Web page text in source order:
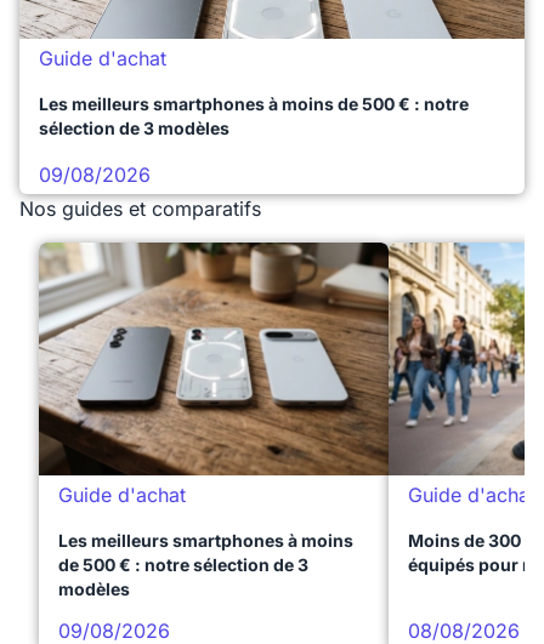
Guide d'achat
Les meilleurs smartphones à moins de 500 € : notre
sélection de 3 modèles
09/08/2026
Nos guides et comparatifs
Guide d'achat
Les meilleurs smartphones à moins
de 500 € : notre sélection de 3
modèles
09/08/2026
Guide d'achat
Moins de 300 €
équipés pour
08/08/2026